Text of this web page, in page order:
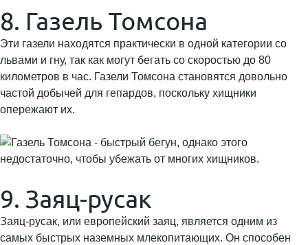
8. Газель Томсона
Эти газели находятся практически в одной категории со
львами и гну, так как могут бегать со скоростью до 80
километров в час. Газели Томсона становятся довольно
частой добычей для гепардов, поскольку хищники
опережают их.
9. Заяц-русак
Заяц-русак, или европейский заяц, является одним из
самых быстрых наземных млекопитающих. Он способен